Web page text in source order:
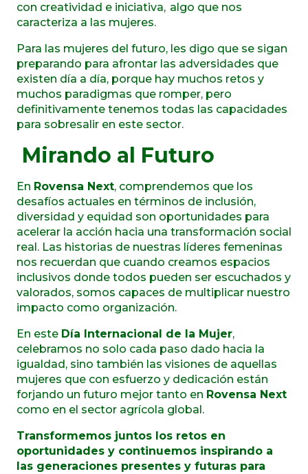
con creatividad e iniciativa, algo que nos
caracteriza a las mujeres.
Para las mujeres del futuro, les digo que se sigan
preparando para afrontar las adversidades que
existen día a día, porque hay muchos retos y
muchos paradigmas que romper, pero
definitivamente tenemos todas las capacidades
para sobresalir en este sector.
Mirando al Futuro
En Rovensa Next, comprendemos que los
desafíos actuales en términos de inclusión,
diversidad y equidad son oportunidades para
acelerar la acción hacia una transformación social
real. Las historias de nuestras líderes femeninas
nos recuerdan que cuando creamos espacios
inclusivos donde todos pueden ser escuchados y
valorados, somos capaces de multiplicar nuestro
impacto como organización.
En este Día Internacional de la Mujer,
celebramos no solo cada paso dado hacia la
igualdad, sino también las visiones de aquellas
mujeres que con esfuerzo y dedicación están
forjando un futuro mejor tanto en Rovensa Next
como en el sector agrícola global.
Transformemos juntos los retos en
oportunidades y continuemos inspirando a
las generaciones presentes y futuras para